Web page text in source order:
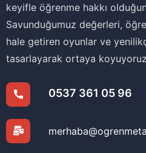
keyifle öğrenme hakkı
Savunduğumuz değerleri,
hale getiren oyunlar ve
tasarlayarak ortaya
0537 361 05 96